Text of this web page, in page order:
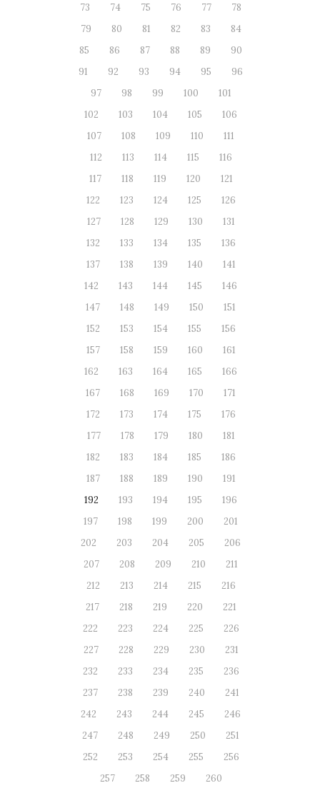
73
74 75 76 77
78
79
80 81 82 83
84
85
86 87 88 89
90
91
92 93 94 95
96
97
98 99 100
101
102
103 104 105
106
107
108 109 110
111
112
113 114 115
116
117
118 119 120
121
122
123 124 125
126
127
128 129 130
131
132
133 134 135
136
137
138 139 140
141
142
143 144 145
146
147
148 149 150
151
152
153 154 155
156
157
158 159 160
161
162
163 164 165
166
167
168 169 170
171
172
173 174 175
176
177
178 179 180
181
182
183 184 185
186
187
188 189 190
191
192
193 194 195
196
197
198 199 200
201
202
203 204 205
206
207
208 209 210
211
212
213 214 215
216
217
218 219 220
221
222
223 224 225
226
227
228 229 230
231
232
233 234 235
236
237
238 239 240
241
242
243 244 245
246
247
248 249 250
251
252
253 254 255
256
257
258 259 260